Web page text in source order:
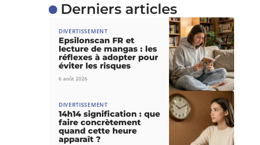
Derniers articles
DIVERTISSEMENT
Epsilonscan FR et
lecture de mangas : les
réflexes à adopter pour
éviter les risques
6 août 2026
DIVERTISSEMENT
14h14 signification : que
faire concrètement
quand cette heure
apparaît ?